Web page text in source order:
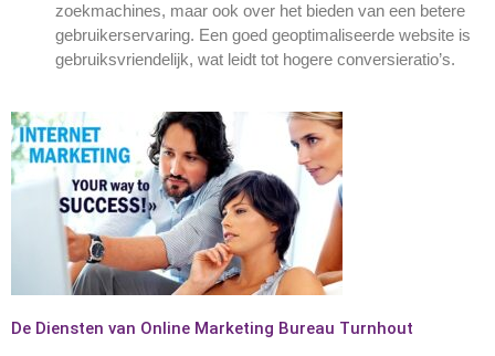
zoekmachines, maar ook over het bieden van een betere
gebruikerservaring. Een goed geoptimaliseerde website is
gebruiksvriendelijk, wat leidt tot hogere conversieratio’s.
De Diensten van Online Marketing Bureau Turnhout